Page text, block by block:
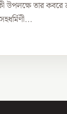
উপলক্ষে তার কবরে